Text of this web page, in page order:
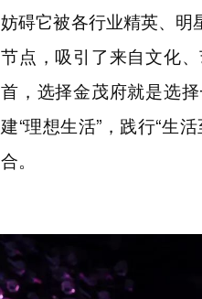
妨碍它被各行业精英、
节点，吸引了来自文化
首，选择金茂府就是选
建“理想生活” ，践行“生
合。